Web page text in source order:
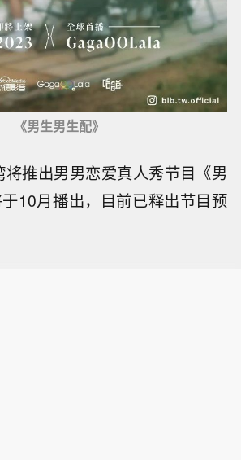
《男生男生配》
推出男男恋爱真人秀节目《男
10月播出，目前已释出节目预